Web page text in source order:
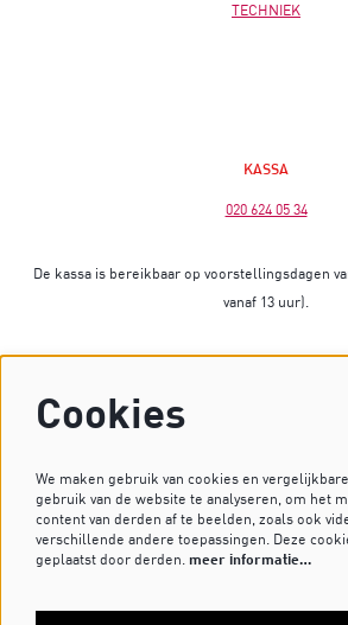
TECHNIEK
KASSA
020 624 05 34
De kassa is bereikbaar op voorstellingsdagen
vanaf 13 uur).
Heb je vragen? Stuur dan een mailtje naar
VOLG ONS OP
Cookies
We maken gebruik van cookies en
gebruik van de website te analyseren, om het
content van derden af te beelden, zoals ook
verschillende andere toepassingen. Deze
geplaatst door derden. meer informatie…